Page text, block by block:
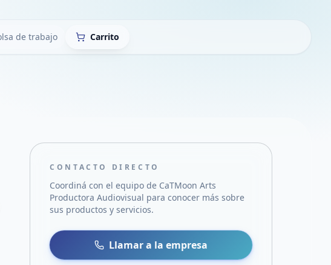
de trabajo Carrito
empresa
Compartir por WhatsApp
Compartir por mail
CONTACTO DIRECTO
Coordiná con el equipo de CaTMoon Arts
Productora Audiovisual para conocer más sobre
sus productos y servicios.
Llamar a la empresa